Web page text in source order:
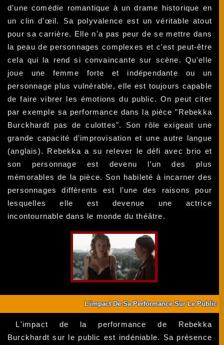
d'une comédie romantique à un drame historique en
un clin d'œil. Sa polyvalence est un véritable atout
pour sa carrière. Elle n'a pas peur de se mettre dans
la peau de personnages complexes et c'est peut-être
cela qui la rend si convaincante sur scène. Qu'elle
joue une femme forte et indépendante ou un
personnage plus vulnérable, elle est toujours capable
de faire vibrer les émotions du public. On peut citer
par exemple sa performance dans la pièce "Rebekka
Burckhardt pas de culottes". Son rôle exigeait une
grande capacité d'improvisation et une autre langue
(anglais). Rebekka a su relever le défi avec brio et
son personnage est devenu l'un des plus
mémorables de la pièce. Son habileté à incarner des
personnages différents est l'une des raisons pour
lesquelles elle est devenue une actrice
incontournable dans le monde du théâtre.
L'impact De Sa Performance Sur Le Public
L'impact de la performance de Rebekka
Burckhardt sur le public est indéniable. Sa présence